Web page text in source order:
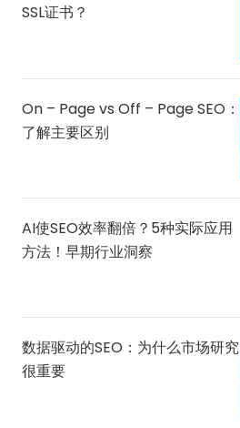
SSL证书？
On – Page vs Off – Page SEO：
了解主要区别
AI使SEO效率翻倍？5种实际应用
方法！早期行业洞察
数据驱动的SEO：为什么市场研究
很重要